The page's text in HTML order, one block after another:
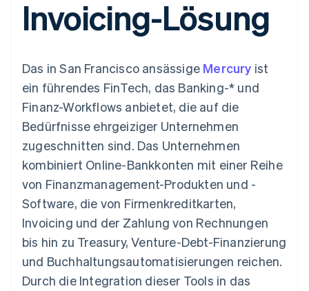
Zugriff auf mehr als
125
Authorization
Optimierung der
Autorisierungsraten
Beschleunigter
Bezahlvorgang
Financial
Connections
Verbundene
Datensynchronisierung
Product roadmap
Ausblick
Geldmanagement
Plattformen
SaaS
Nach Branche
KI-Unternehmen
Creator Economy
Gaming
Freizeit
Versicherungen
Medien und
Unterhaltung
Gemeinnützige
Organisationen
Fachdienstleistungen
Öffentlicher Sektor
Einzelhandel
Marktplatz auf
Grundlagen der
Abonnementverwaltung
nutzungsbasierte
Abrechnung um
Stablecoin-gestützte
Karten ausgeben: So
geht´s
Bereitstellung und
Verwaltung von
Diensten mit Agenten
App-Integrationen
Code-Beispiele
Entwickler-Blog
API-Status
Produkt-Roadmap
Stripe Sessions
Stripe Press
Kontakt
Sales-Team
kontaktieren
Partner werden
Invoicing-Lösung
Das in San Francisco ansässige Mercury ist
ein führendes FinTech, das Banking-* und
Finanz-Workflows anbietet, die auf die
Bedürfnisse ehrgeiziger Unternehmen
zugeschnitten sind. Das Unternehmen
kombiniert Online-Bankkonten mit einer Reihe
von Finanzmanagement-Produkten und -
Software, die von Firmenkreditkarten,
Invoicing und der Zahlung von Rechnungen
bis hin zu Treasury, Venture-Debt-Finanzierung
und Buchhaltungsautomatisierungen reichen.
Durch die Integration dieser Tools in das